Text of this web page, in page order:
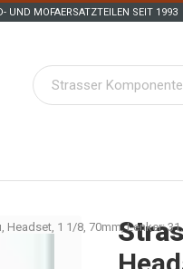
UND MOFAERSATZTEILEN SEIT 1993
1 1/8, 70mm, Lenker: